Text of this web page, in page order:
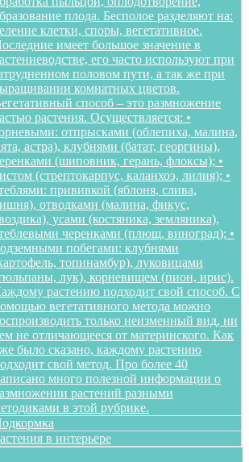
плода. Бесполое разделяют на:
клетки, споры, вегетативное.
имеет большое значение в
его часто используют при
половом пути, а так же при
комнатных цветов.
способ – это размножение
растения. Осуществляется: •
отпрысками (облепиха, малина,
астра), клубнями (батат, георгины),
(шиповник, герань, флоксы); •
(стрептокарпус, каланхоэ, лилия); •
прививкой (яблоня, слива,
отводками (малина, фикус,
усами (костяника, земляника),
черенками (плющ, виноград); •
побегами: клубнями
топинамбур), луковицами
лук), корневищем (пион, ирис).
растению подходит свой способ. С
вегетативного метода можно
только неизменный вид, ни
не отличающееся от материнского. Как
было сказано, каждому растению
свой метод. Про более 40
много полезной информации о
растений разными
в этой рубрике.
в интерьере